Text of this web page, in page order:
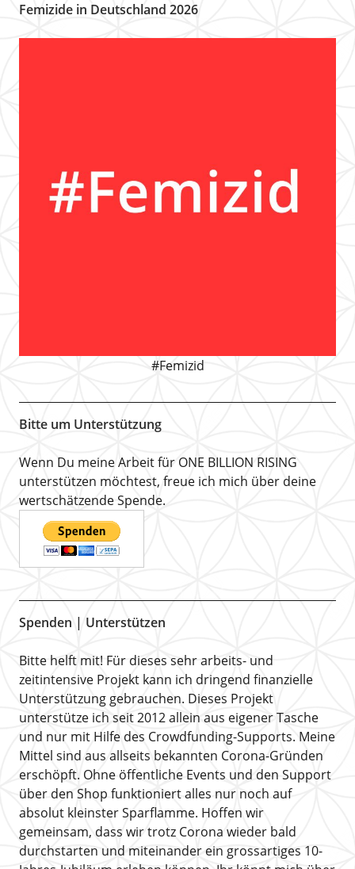
Femizide in Deutschland 2026
#Femizid
Bitte um Unterstützung
Wenn Du meine Arbeit für ONE BILLION RISING
unterstützen möchtest, freue ich mich über deine
wertschätzende Spende.
Spenden | Unterstützen
Bitte helft mit! Für dieses sehr arbeits- und
zeitintensive Projekt kann ich dringend finanzielle
Unterstützung gebrauchen. Dieses Projekt
unterstütze ich seit 2012 allein aus eigener Tasche
und nur mit Hilfe des Crowdfunding-Supports. Meine
Mittel sind aus allseits bekannten Corona-Gründen
erschöpft. Ohne öffentliche Events und den Support
über den Shop funktioniert alles nur noch auf
absolut kleinster Sparflamme. Hoffen wir
gemeinsam, dass wir trotz Corona wieder bald
durchstarten und miteinander ein grossartiges 10-